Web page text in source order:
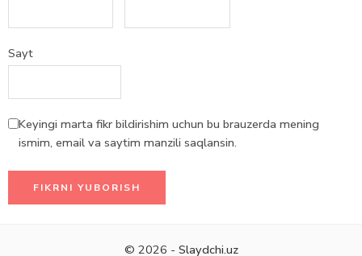
Sayt
Keyingi marta fikr bildirishim uchun bu brauzerda mening
ismim, email va saytim manzili saqlansin.
© 2026 - Slaydchi.uz